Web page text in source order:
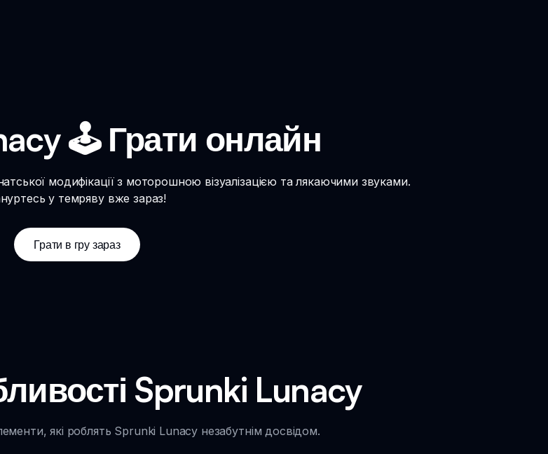
🕹️ Грати онлайн
модифікації з моторошною візуалізацією та лякаючими звуками.
у темряву вже зараз!
Грати в гру зараз
Sprunki Lunacy
які роблять Sprunki Lunacy незабутнім досвідом.